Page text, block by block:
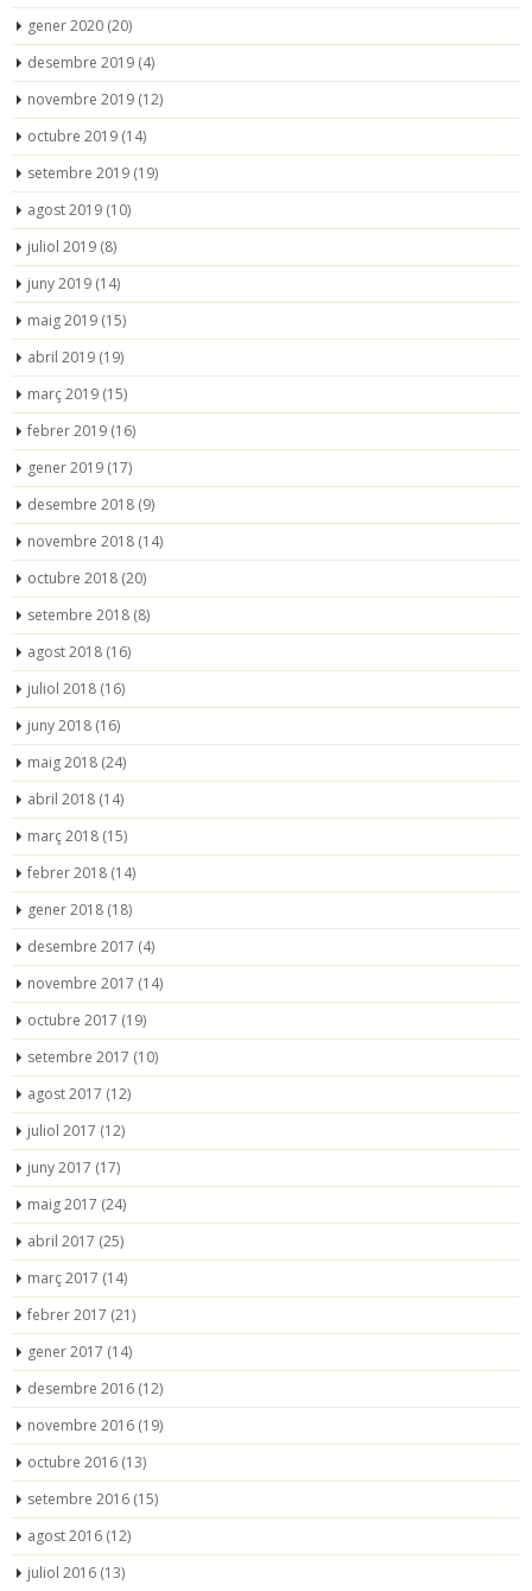
gener 2020 (20)
desembre 2019 (4)
novembre 2019 (12)
octubre 2019 (14)
setembre 2019 (19)
agost 2019 (10)
juliol 2019 (8)
juny 2019 (14)
maig 2019 (15)
abril 2019 (19)
març 2019 (15)
febrer 2019 (16)
gener 2019 (17)
desembre 2018 (9)
novembre 2018 (14)
octubre 2018 (20)
setembre 2018 (8)
agost 2018 (16)
juliol 2018 (16)
juny 2018 (16)
maig 2018 (24)
abril 2018 (14)
març 2018 (15)
febrer 2018 (14)
gener 2018 (18)
desembre 2017 (4)
novembre 2017 (14)
octubre 2017 (19)
setembre 2017 (10)
agost 2017 (12)
juliol 2017 (12)
juny 2017 (17)
maig 2017 (24)
abril 2017 (25)
març 2017 (14)
febrer 2017 (21)
gener 2017 (14)
desembre 2016 (12)
novembre 2016 (19)
octubre 2016 (13)
setembre 2016 (15)
agost 2016 (12)
juliol 2016 (13)